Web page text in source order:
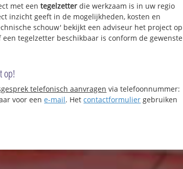
met eentegelzetter die werkzaam is in uw regio
inzicht geeft in de mogelijkheden, kosten en
schouw' bekijkt een adviseur het project op
tegelzetter beschikbaar is conform de gewenste
op!
telefonisch aanvragen via telefoonnummer:
voor eene-mail. Hetcontactformulier gebruiken